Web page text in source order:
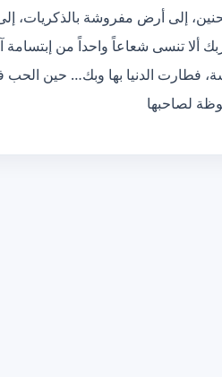
إلى أرض مفروشة بالذكريات،
ألا تنسى شعاعاً واحداً من
فطارت الدنيا بها وبك… حين
لصاحبها